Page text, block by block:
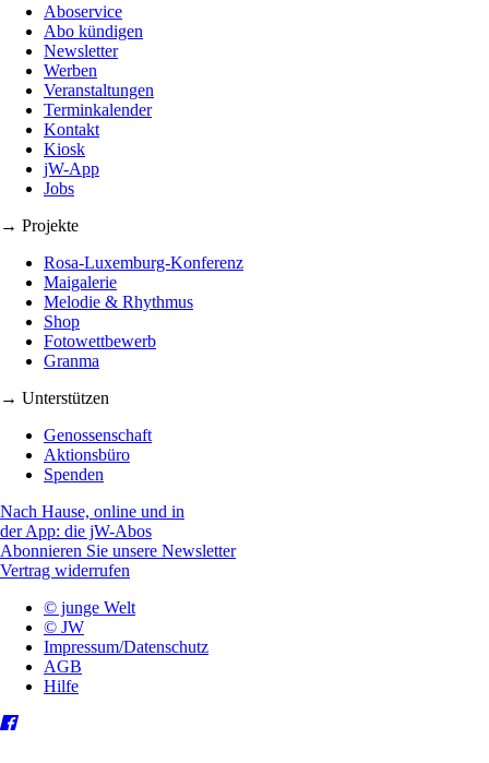
Aboservice
Abo kündigen
Newsletter
Werben
Veranstaltungen
Terminkalender
Kontakt
Kiosk
jW-App
Jobs
→ Projekte
Rosa-Luxemburg-Konferenz
Maigalerie
Melodie & Rhythmus
Shop
Fotowettbewerb
Granma
→ Unterstützen
Genossenschaft
Aktionsbüro
Spenden
Nach Hause, online und in
der App: die jW-Abos
Abonnieren Sie unsere Newsletter
Vertrag widerrufen
© junge Welt
© JW
Impressum/Datenschutz
AGB
Hilfe